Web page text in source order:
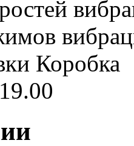
Коробка
19.00